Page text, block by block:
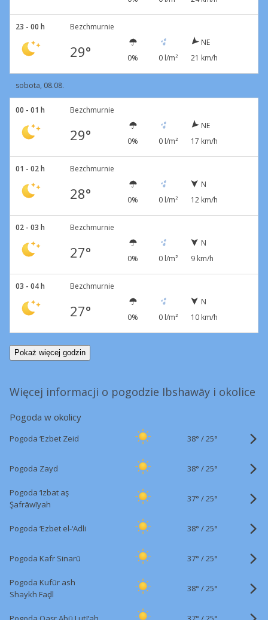
23 - 00 h Bezchmurnie
29° 0% 0 l/m²
NE
21 km/h
sobota, 08.08.
00 - 01 h Bezchmurnie
29° 0% 0 l/m²
NE
17 km/h
01 - 02 h Bezchmurnie
28° 0% 0 l/m²
N
12 km/h
02 - 03 h Bezchmurnie
27° 0% 0 l/m²
N
9 km/h
03 - 04 h Bezchmurnie
27° 0% 0 l/m²
N
10 km/h
Pokaż więcej godzin
Więcej informacji o pogodzie Ibshawāy i okolice
Pogoda w okolicy
Pogoda ‘Ezbet Zeid 38° /25°
Pogoda Zayd 38° /25°
Pogoda ‘Izbat aş
Şafrāwīyah
37° /25°
Pogoda ‘Ezbet el-‘Adli 38° /25°
Pogoda Kafr Sinarū 37° /25°
Pogoda Kufūr ash
Shaykh Faḑl
38° /25°